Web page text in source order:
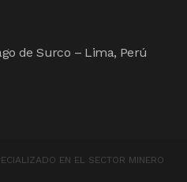
de Surco – Lima, Perú
EN EL SECTOR MINERO